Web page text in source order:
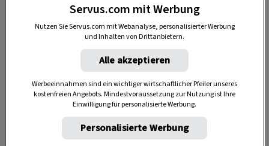
Die Früchte der Schlehe sehen wie
Miniaturzwetschkenaus und gelten ebenfalls
als Steinobst. Allerdings sind sie in ihrer
sauren Art geschmacklich weit weniger
Servus.com mit Werbung
Nutzen Sie Servus.com mit Webanalyse, personalisierter Werbung
und Inhalten von Drittanbietern.
Alle akzeptieren
Werbeeinnahmen sind ein wichtiger wirtschaftlicher Pfeiler unseres
kostenfreien Angebots. Mindestvoraussetzung zur Nutzung ist Ihre
Einwilligung für personalisierte Werbung.
Personalisierte Werbung